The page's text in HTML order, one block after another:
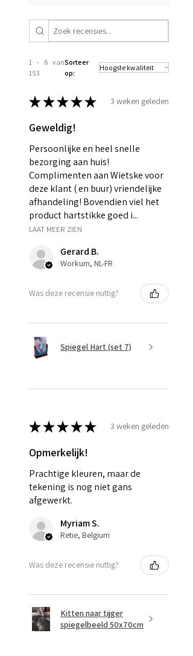
1 - 6 van
153
Sorteer
op:
★★★★★ 3 weken geleden
Geweldig!
Persoonlijke en heel snelle
bezorging aan huis!
Complimenten aan Wietske voor
deze klant ( en buur) vriendelijke
afhandeling! Bovendien viel het
product hartstikke goed i...
LAAT MEER ZIEN
Gerard B.
Workum, NL-FR
Was deze recensie nuttig?
Spiegel Hart (set 7)
★★★★★ 3 weken geleden
Opmerkelijk!
Prachtige kleuren, maar de
tekening is nog niet gans
afgewerkt.
Myriam S.
Retie, Belgium
Was deze recensie nuttig?
Kitten naar tijger
spiegelbeeld 50x70cm